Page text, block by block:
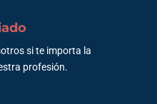
si te importa la
profesión.